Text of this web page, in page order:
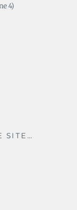
4)
SITE…